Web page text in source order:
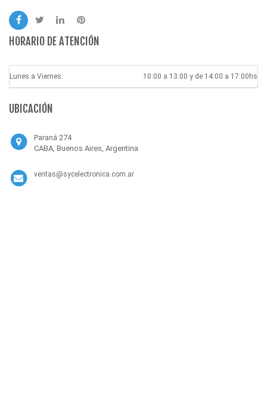
HORARIO DE ATENCIÓN
Lunes a Viernes: 10:00 a 13:00 y de 14:00 a 17:00hs
UBICACIÓN
Paraná 274
CABA, Buenos Aires, Argentina
ventas@sycelectronica.com.ar